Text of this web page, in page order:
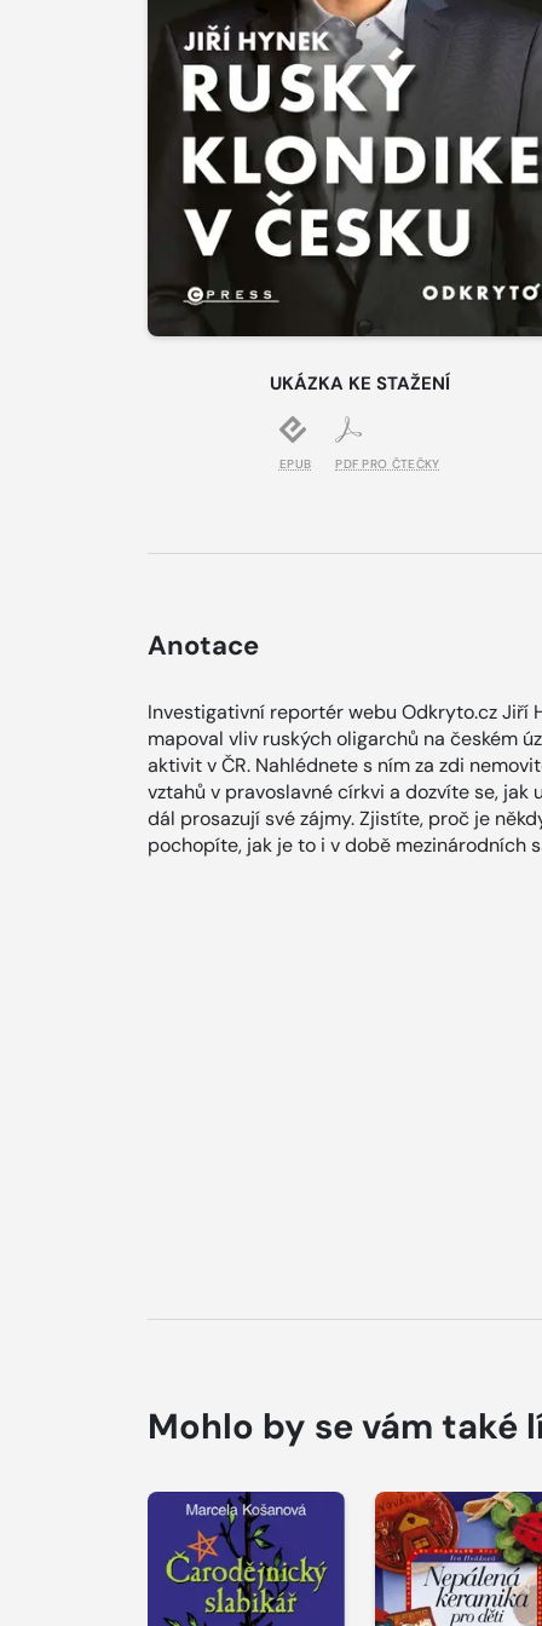
UKÁZKA KE STAŽENÍ
EPUB PDF PRO ČTEČKY
Anotace
Investigativní reportér webu Odkryto.cz Jiří
mapoval vliv ruských oligarchů na českém
aktivit v ČR. Nahlédnete s ním za zdi
vztahů v pravoslavné církvi a dozvíte se,
dál prosazují své zájmy. Zjistíte, proč je
pochopíte, jak je to i v době mezinárodních
Mohlo by se vám také